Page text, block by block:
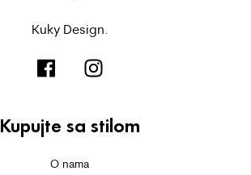
Kuky Design.
Kupujte sa stilom
O nama